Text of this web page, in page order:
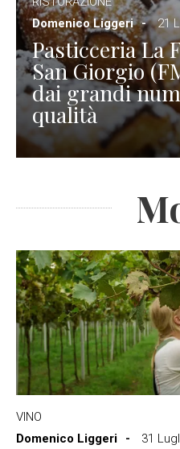
Domenico Liggeri
21
Pasticceria La
San Giorgio
dai grandi
qualità
VINO
Domenico Liggeri
31